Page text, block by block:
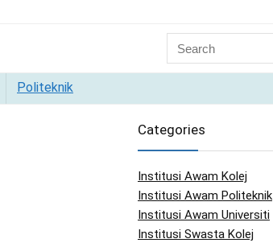
Politeknik
Categories
Institusi Awam Kolej
Institusi Awam Politeknik
Institusi Awam Universiti
Institusi Swasta Kolej